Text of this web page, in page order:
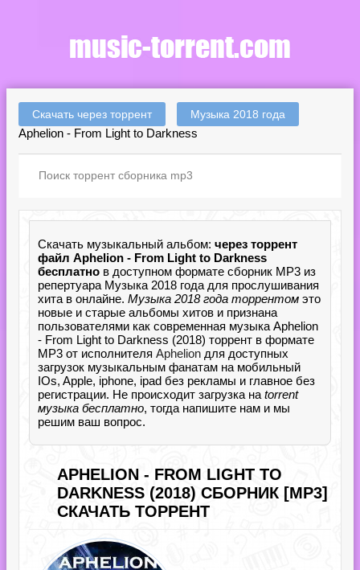
Скачать через торрент Музыка 2018 года
Aphelion - From Light to Darkness
Скачать музыкальный альбом: через торрент
файл Aphelion - From Light to Darkness
бесплатно в доступном формате сборник MP3 из
репертуара Музыка 2018 года для прослушивания
хита в онлайне. Музыка 2018 года торрентом это
новые и старые альбомы хитов и признана
пользователями как современная музыка Aphelion
- From Light to Darkness (2018) торрент в формате
MP3 от исполнителя Aphelion для доступных
загрузок музыкальным фанатам на мобильный
IOs, Apple, iphone, ipad без рекламы и главное без
регистрации. Не происходит загрузка на torrent
музыка бесплатно, тогда напишите нам и мы
решим ваш вопрос.
APHELION - FROM LIGHT TO
DARKNESS (2018) СБОРНИК [MP3]
СКАЧАТЬ ТОРРЕНТ